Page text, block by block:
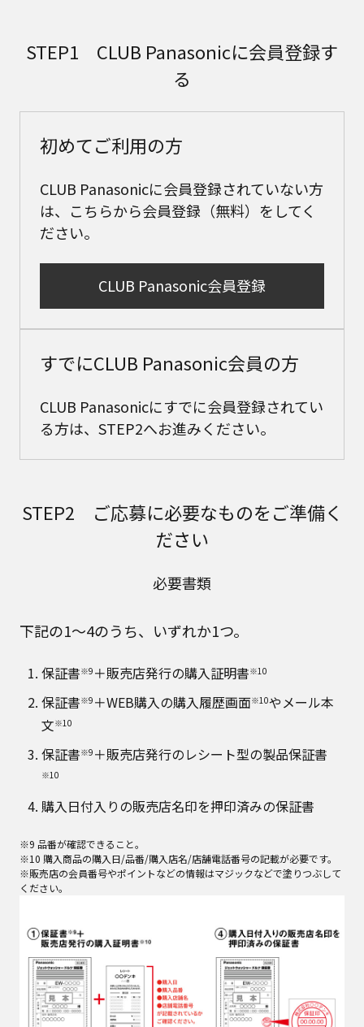
STEP1 CLUB Panasonicに会員登録す
る
初めてご利用の方
CLUB Panasonicに会員登録されていない方
は、こちらから会員登録（無料）をしてく
ださい。
CLUB Panasonic会員登録
すでにCLUB Panasonic会員の方
CLUB Panasonicにすでに会員登録されてい
る方は、STEP2へお進みください。
STEP2 ご応募に必要なものをご準備く
ださい
必要書類
下記の1～4のうち、いずれか1つ。
保証書※9 ＋販売店発行の購入証明書※10
保証書※9 ＋WEB購入の購入履歴画面※10やメール本
文※10
保証書※9 ＋販売店発行のレシート型の製品保証書
※10
購入日付入りの販売店名印を押印済みの保証書
※9 品番が確認できること。
※10 購入商品の購入日/品番/購入店名/店舗電話番号の記載が必要です。
※販売店の会員番号やポイントなどの情報はマジックなどで塗りつぶして
ください。